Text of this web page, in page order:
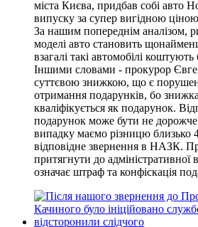
міста Києва, придбав собі авто
випуску за супер вигідною
За нашим попереднім аналізом,
моделі авто становить
взагалі такі автомобілі
Іншими словами - прокурор
суттєвою знижкою, що є
отримання подарунків, бо
кваліфікується як подарунок.
подарунок може бути не
випадку маємо різницю близько
відповідне звернення в НАЗК.
притягнути до адміністративної
означає штраф та конфіскація